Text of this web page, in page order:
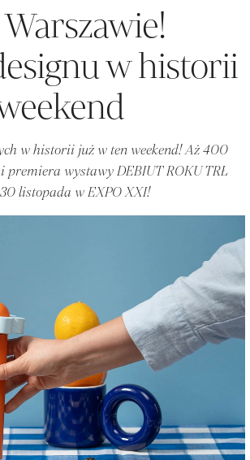
w historii
w historii już w ten weekend! Aż 400
premiera wystawy DEBIUT ROKU TRŁ
listopada w EXPO XXI!